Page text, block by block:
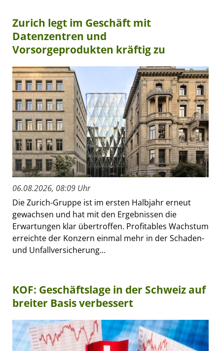
Zurich legt im Geschäft mit
Datenzentren und
Vorsorgeprodukten kräftig zu
06.08.2026, 08:09 Uhr
Die Zurich-Gruppe ist im ersten Halbjahr erneut
gewachsen und hat mit den Ergebnissen die
Erwartungen klar übertroffen. Profitables Wachstum
erreichte der Konzern einmal mehr in der Schaden-
und Unfallversicherung...
KOF: Geschäftslage in der Schweiz auf
breiter Basis verbessert